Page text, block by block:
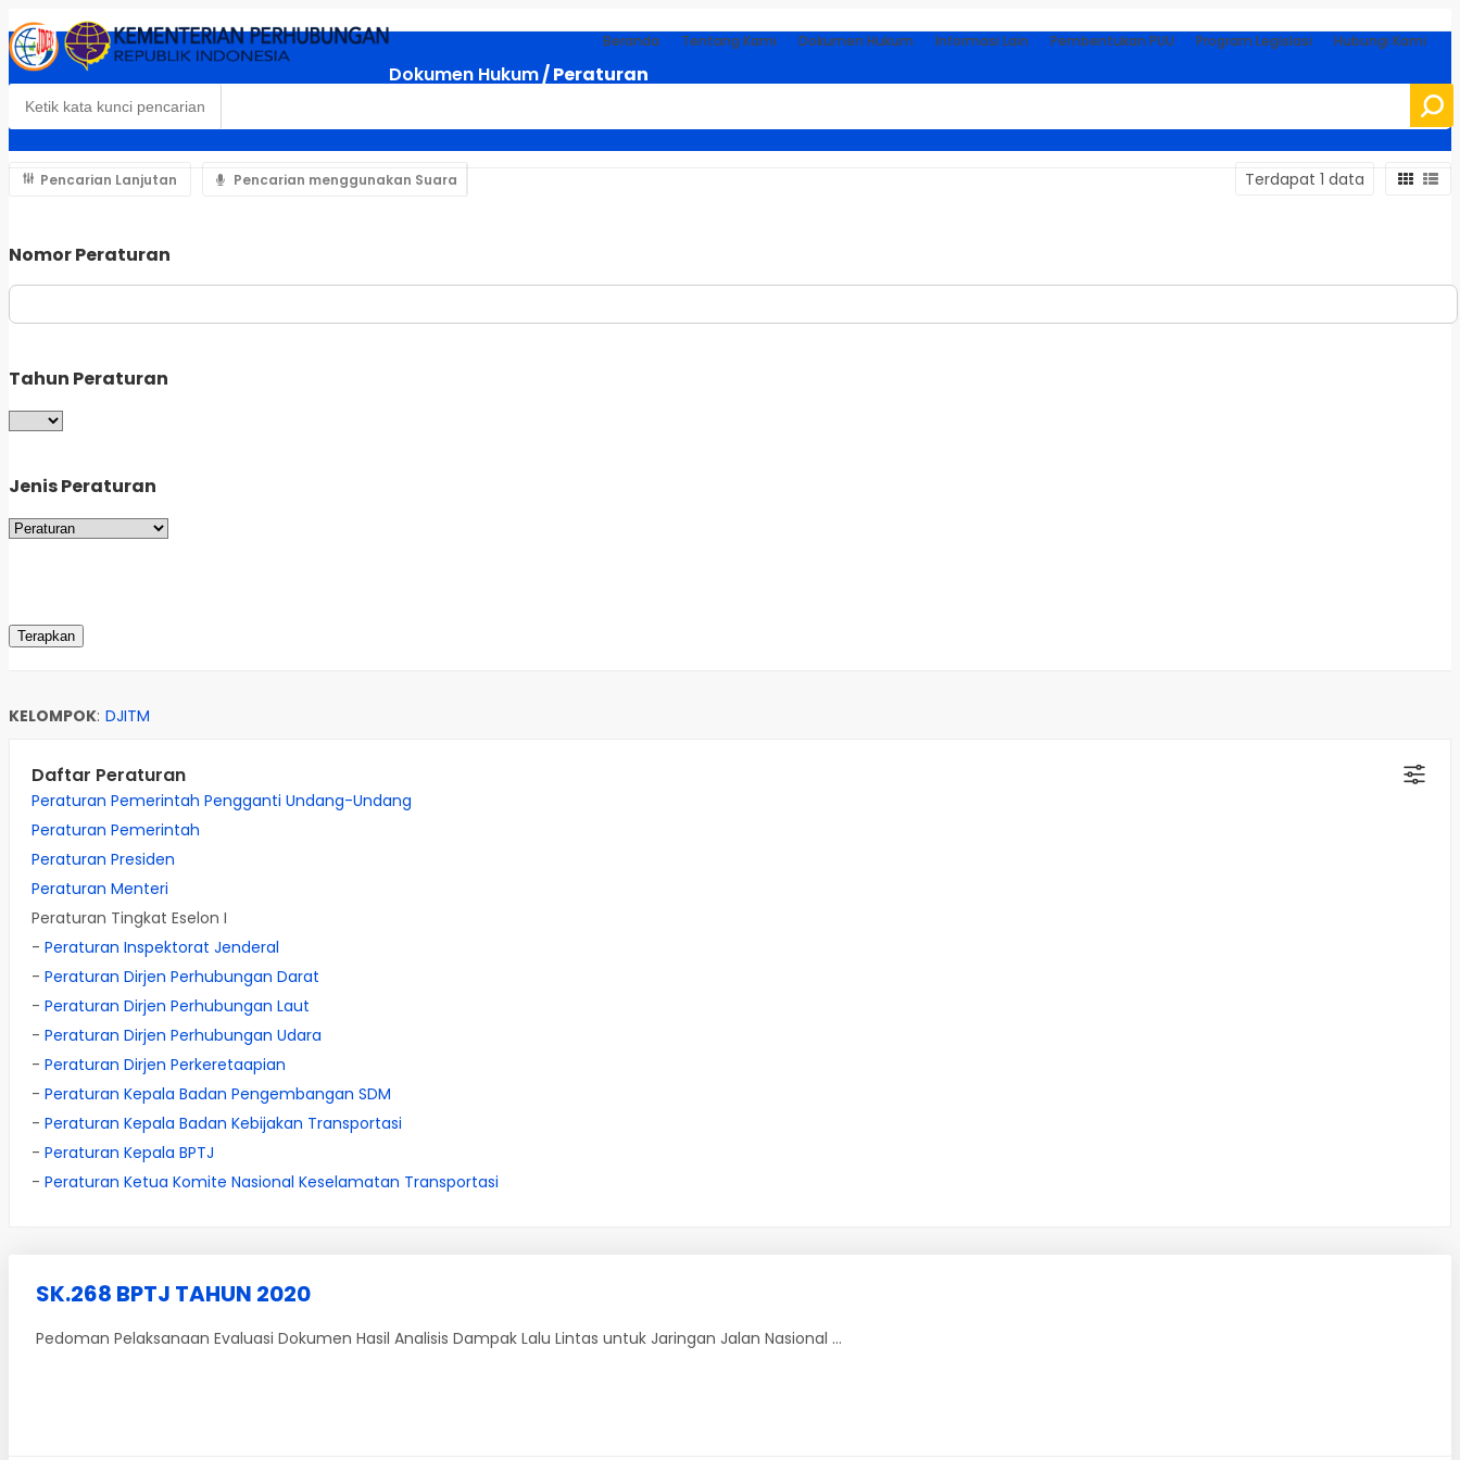
Beranda Tentang Kami Dokumen Hukum Informasi Lain Pembentukan PUU Program Legislasi Hubungi Kami
Dokumen Hukum/ Peraturan
Pencarian Lanjutan Pencarian menggunakan Suara Terdapat 1 data
Nomor Peraturan
Tahun Peraturan
Jenis Peraturan
KELOMPOK: DJITM
Daftar Peraturan
Peraturan Pemerintah Pengganti Undang-Undang
Peraturan Pemerintah
Peraturan Presiden
Peraturan Menteri
Peraturan Tingkat Eselon I
- Peraturan Inspektorat Jenderal
- Peraturan Dirjen Perhubungan Darat
- Peraturan Dirjen Perhubungan Laut
- Peraturan Dirjen Perhubungan Udara
- Peraturan Dirjen Perkeretaapian
- Peraturan Kepala Badan Pengembangan SDM
- Peraturan Kepala Badan Kebijakan Transportasi
- Peraturan Kepala BPTJ
- Peraturan Ketua Komite Nasional Keselamatan Transportasi
SK.268 BPTJ TAHUN 2020
Pedoman Pelaksanaan Evaluasi Dokumen Hasil Analisis Dampak Lalu Lintas untuk Jaringan Jalan Nasional ...